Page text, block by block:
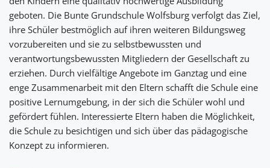
geboten. Die Bunte Grundschule Wolfsburg verfolgt das Ziel,
ihre Schüler bestmöglich auf ihren weiteren Bildungsweg
vorzubereiten und sie zu selbstbewussten und
verantwortungsbewussten Mitgliedern der Gesellschaft zu
erziehen. Durch vielfältige Angebote im Ganztag und eine
enge Zusammenarbeit mit den Eltern schafft die Schule eine
positive Lernumgebung, in der sich die Schüler wohl und
gefördert fühlen. Interessierte Eltern haben die Möglichkeit,
die Schule zu besichtigen und sich über das pädagogische
Konzept zu informieren.